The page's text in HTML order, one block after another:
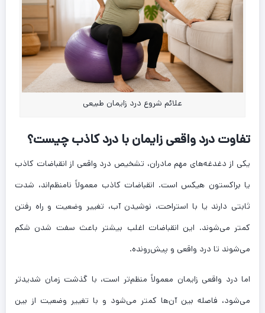
علائم شروع درد زایمان طبیعی
تفاوت درد واقعی زایمان با درد کاذب چیست؟
یکی از دغدغه‌های مهم مادران، تشخیص درد واقعی از انقباضات کاذب
یا براکستون هیکس است. انقباضات کاذب معمولاً نامنظم‌اند، شدت
ثابتی دارند یا با استراحت، نوشیدن آب، تغییر وضعیت و راه رفتن
کمتر می‌شوند. این انقباضات اغلب بیشتر باعث سفت شدن شکم
می‌شوند تا درد واقعی و پیش‌رونده.
اما درد واقعی زایمان معمولاً منظم‌تر است، با گذشت زمان شدیدتر
می‌شود، فاصله بین آن‌ها کمتر می‌شود و با تغییر وضعیت از بین